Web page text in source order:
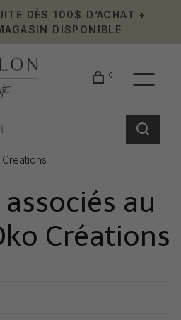
DÈS 100$ D’ACHAT +
DISPONIBLE
0
Créations
au
Créations